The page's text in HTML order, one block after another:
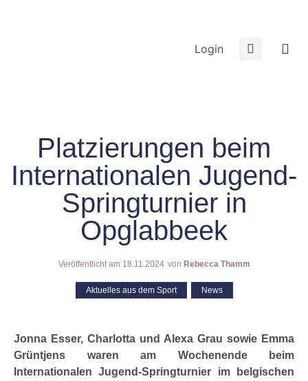
Login
Platzierungen beim
Internationalen Jugend-
Springturnier in
Opglabbeek
Veröffentlicht am 18.11.2024 von Rebecca Thamm
Aktuelles aus dem Sport News
Jonna Esser, Charlotta und Alexa Grau sowie Emma
Grüntjens waren am Wochenende beim
Internationalen Jugend-Springturnier im belgischen